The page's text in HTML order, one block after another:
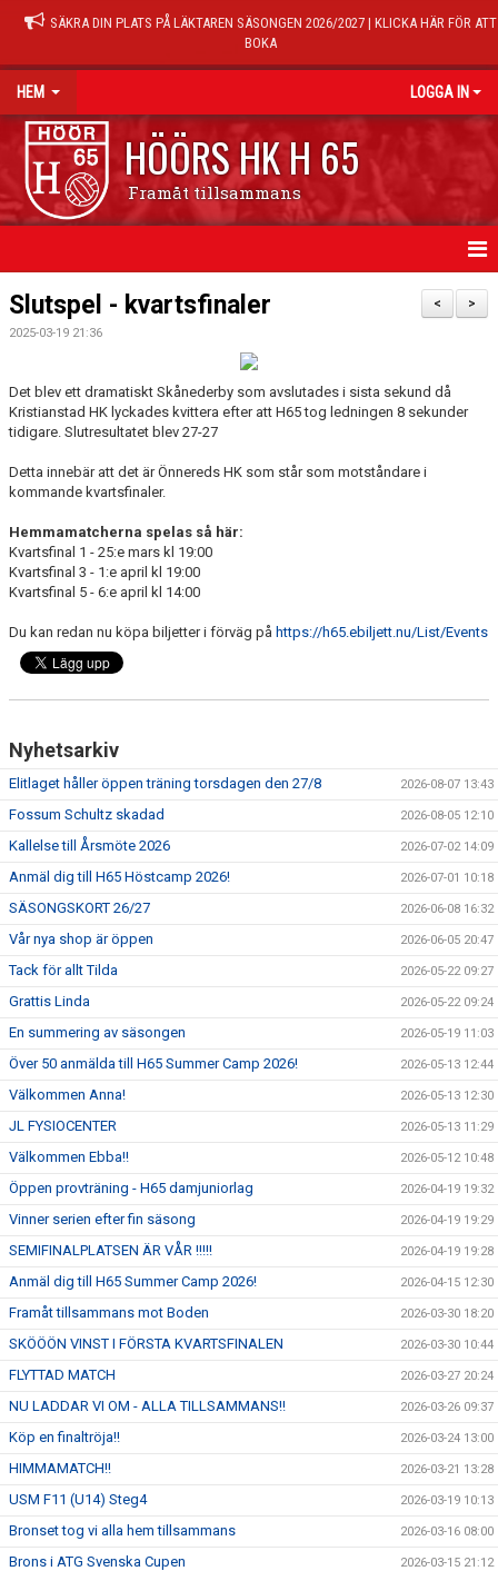
SÄKRA DIN PLATS PÅ LÄKTAREN SÄSONGEN 2026/2027 | KLICKA HÄR FÖR ATT
BOKA
HEM LOGGA IN
HÖÖRS HK H 65
Framåt tillsammans
HEM
NYHETER
KALENDER
MATCHER
TRÄNINGSTIDER
MEDLEMSAVGIFTER 2026/2027
USM
HANDBOLLSAKADEMIN
JL FYSIOCENTER
>
<
Slutspel - kvartsfinaler
2025-03-19 21:36
Det blev ett dramatiskt Skånederby som avslutades i sista sekund då
Kristianstad HK lyckades kvittera efter att H65 tog ledningen 8 sekunder
tidigare. Slutresultatet blev 27-27
Detta innebär att det är Önnereds HK som står som motståndare i
kommande kvartsfinaler.
Hemmamatcherna spelas så här:
Kvartsfinal 1 - 25:e mars kl 19:00
Kvartsfinal 3 - 1:e april kl 19:00
Kvartsfinal 5 - 6:e april kl 14:00
Du kan redan nu köpa biljetter i förväg på https://h65.ebiljett.nu/List/Events
Nyhetsarkiv
Elitlaget håller öppen träning torsdagen den 27/8 2026-08-07 13:43
Fossum Schultz skadad 2026-08-05 12:10
Kallelse till Årsmöte 2026 2026-07-02 14:09
Anmäl dig till H65 Höstcamp 2026! 2026-07-01 10:18
SÄSONGSKORT 26/27 2026-06-08 16:32
Vår nya shop är öppen 2026-06-05 20:47
Tack för allt Tilda 2026-05-22 09:27
Grattis Linda 2026-05-22 09:24
En summering av säsongen 2026-05-19 11:03
Över 50 anmälda till H65 Summer Camp 2026! 2026-05-13 12:44
Välkommen Anna! 2026-05-13 12:30
JL FYSIOCENTER 2026-05-13 11:29
Välkommen Ebba!! 2026-05-12 10:48
Öppen provträning - H65 damjuniorlag 2026-04-19 19:32
Vinner serien efter fin säsong 2026-04-19 19:29
SEMIFINALPLATSEN ÄR VÅR !!!!! 2026-04-19 19:28
Anmäl dig till H65 Summer Camp 2026! 2026-04-15 12:30
Framåt tillsammans mot Boden 2026-03-30 18:20
SKÖÖÖN VINST I FÖRSTA KVARTSFINALEN 2026-03-30 10:44
FLYTTAD MATCH 2026-03-27 20:24
NU LADDAR VI OM - ALLA TILLSAMMANS!! 2026-03-26 09:37
Köp en finaltröja!! 2026-03-24 13:00
HIMMAMATCH!! 2026-03-21 13:28
USM F11 (U14) Steg4 2026-03-19 10:13
Bronset tog vi alla hem tillsammans 2026-03-16 08:00
Brons i ATG Svenska Cupen 2026-03-15 21:12